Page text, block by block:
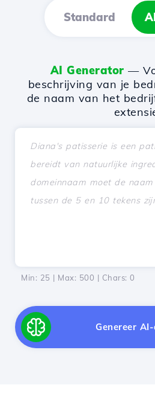
Standard
AI Generator —
beschrijving van je
de naam van het
Min: 25 | Max: 500 | Chars: 0
Genereer